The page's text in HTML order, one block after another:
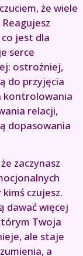
że wiele
jest dla
serce
ostrożniej,
do przyjęcia
kontrolowania
relacji,
dopasowania
zaczynasz
czujesz.
dawać więcej
Twoja
ale staje
a